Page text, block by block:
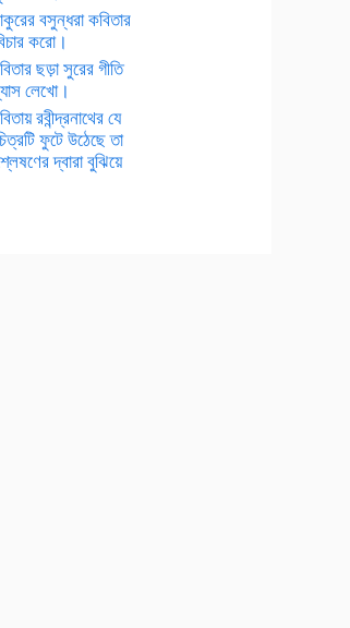
বসুন্ধরা কবিতার
করো।
ছড়া সুরের গীতি
লেখো।
রবীন্দ্রনাথের যে
ফুটে উঠেছে তা
দ্বারা বুঝিয়ে